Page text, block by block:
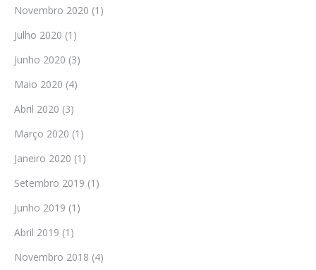
Novembro 2020 (1)
Julho 2020 (1)
Junho 2020 (3)
Maio 2020 (4)
Abril 2020 (3)
Março 2020 (1)
Janeiro 2020 (1)
Setembro 2019 (1)
Junho 2019 (1)
Abril 2019 (1)
Novembro 2018 (4)